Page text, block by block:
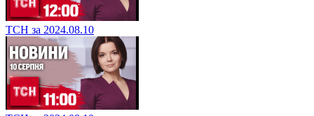
ТСН за 2024.08.10